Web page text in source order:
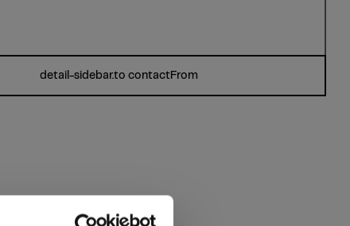
detail-sidebar.to contactFrom